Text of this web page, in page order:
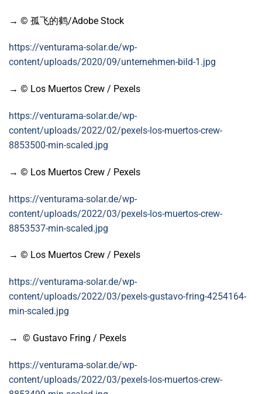
→ © 孤飞的鹤/Adobe Stock
https://venturama-solar.de/wp-
content/uploads/2020/09/unternehmen-bild-1.jpg
→ © Los Muertos Crew / Pexels
https://venturama-solar.de/wp-
content/uploads/2022/02/pexels-los-muertos-crew-
8853500-min-scaled.jpg
→ © Los Muertos Crew / Pexels
https://venturama-solar.de/wp-
content/uploads/2022/03/pexels-los-muertos-crew-
8853537-min-scaled.jpg
→ © Los Muertos Crew / Pexels
https://venturama-solar.de/wp-
content/uploads/2022/03/pexels-gustavo-fring-4254164-
min-scaled.jpg
→ © Gustavo Fring / Pexels
https://venturama-solar.de/wp-
content/uploads/2022/03/pexels-los-muertos-crew-